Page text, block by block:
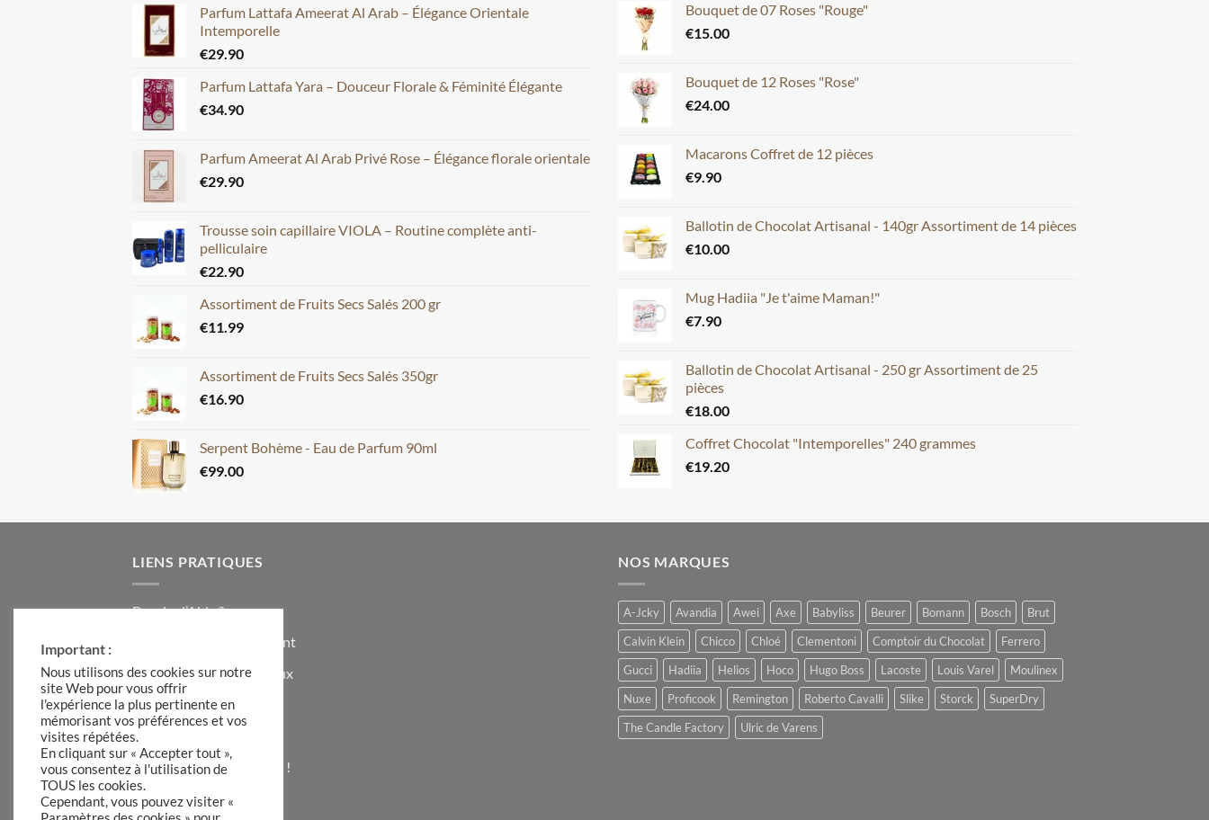
Parfum Lattafa Ameerat Al Arab – Élégance Orientale
Intemporelle
€29.90
Parfum Lattafa Yara – Douceur Florale & Féminité Élégante
€34.90
Parfum Ameerat Al Arab Privé Rose – Élégance florale orientale
€29.90
Trousse soin capillaire VIOLA – Routine complète anti-
pelliculaire
€22.90
Assortiment de Fruits Secs Salés 200 gr
€11.99
Assortiment de Fruits Secs Salés 350gr
€16.90
Serpent Bohème - Eau de Parfum 90ml
€99.00
Bouquet de 07 Roses "Rouge"
€15.00
Bouquet de 12 Roses "Rose"
€24.00
Macarons Coffret de 12 pièces
€9.90
Ballotin de Chocolat Artisanal - 140gr Assortiment de 14 pièces
€10.00
Mug Hadiia "Je t'aime Maman!"
€7.90
Ballotin de Chocolat Artisanal - 250 gr Assortiment de 25
pièces
€18.00
Coffret Chocolat "Intemporelles" 240 grammes
€19.20
LIENS PRATIQUES
Besoin d’Aide ?
Contacter le Service Client
Formulaire Idées Cadeaux
Témoignages Clients
Code de Réduction
S’inscrire à la Newsletter !
A Propos de Hadiia
NOS MARQUES
A-Jcky Avandia Awei Axe Babyliss Beurer Bomann Bosch
Brut
Calvin Klein
Chicco Chloé Clementoni Comptoir du Chocolat
Ferrero
Gucci
Hadiia Helios Hoco Hugo Boss Lacoste Louis Varel
Moulinex
Nuxe
Proficook Remington Roberto Cavalli Slike Storck
SuperDry
The Candle Factory
Ulric de Varens
Important :
Nous utilisons des cookies sur notre
site Web pour vous offrir
l'expérience la plus pertinente en
mémorisant vos préférences et vos
visites répétées.
En cliquant sur « Accepter tout »,
vous consentez à l'utilisation de
TOUS les cookies.
Cependant, vous pouvez visiter «